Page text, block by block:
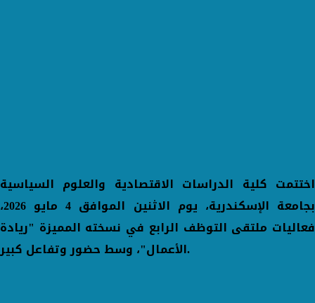
اختتمت كلية الدراسات الاقتصادية والعلوم السياسية
بجامعة الإسكندرية، يوم الاثنين الموافق 4 مايو 2026،
فعاليات ملتقى التوظف الرابع في نسخته المميزة "ريادة
الأعمال"، وسط حضور وتفاعل كبير.